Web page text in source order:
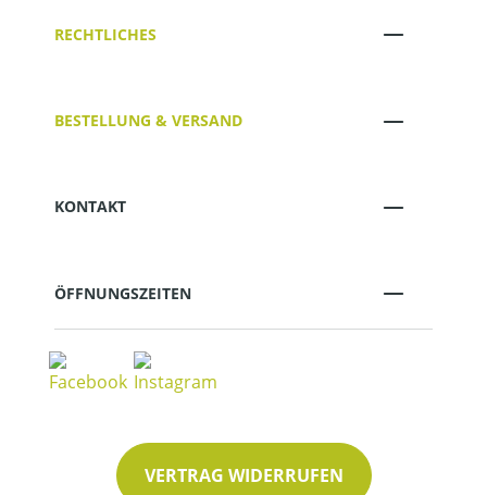
RECHTLICHES
BESTELLUNG & VERSAND
KONTAKT
ÖFFNUNGSZEITEN
VERTRAG WIDERRUFEN